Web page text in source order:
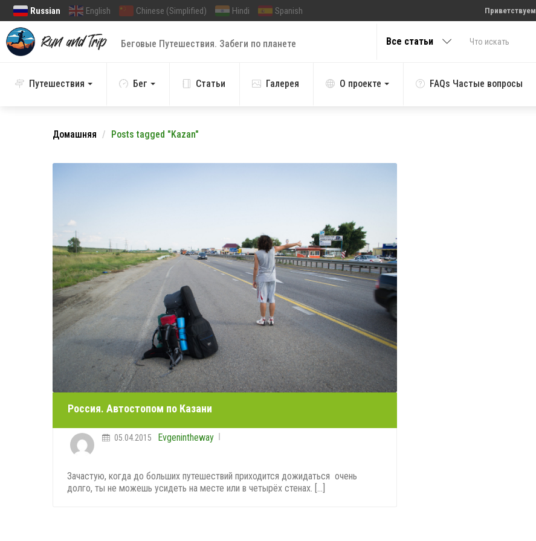
Russian English Chinese (Simplified) Hindi Spanish Приветствуем
Беговые Путешествия. Забеги по планете Все статьи
Путешествия Бег Статьи Галерея О проекте FAQs Частые вопросы
Домашняя Posts tagged "Kazan"
Россия. Автостопом по Казани
Evgenintheway
05.04.2015
Зачастую, когда до больших путешествий приходится дожидаться очень
долго, ты не можешь усидеть на месте или в четырёх стенах. [...]